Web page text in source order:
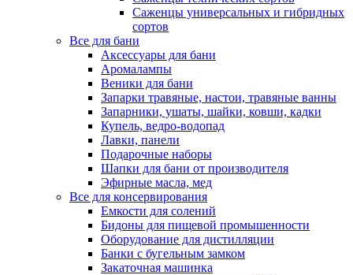
Саженцы универсальных и гибридных
сортов
Все для бани
Аксессуары для бани
Аромалампы
Веники для бани
Запарки травяные, настои, травяные ванны
Запарники, ушаты, шайки, ковши, кадки
Купель, ведро-водопад
Лавки, панели
Подарочные наборы
Шапки для бани от производителя
Эфирные масла, мед
Все для консервирования
Емкости для солений
Бидоны для пищевой промышенности
Оборудование для дистилляции
Банки с бугельным замком
Закаточная машинка